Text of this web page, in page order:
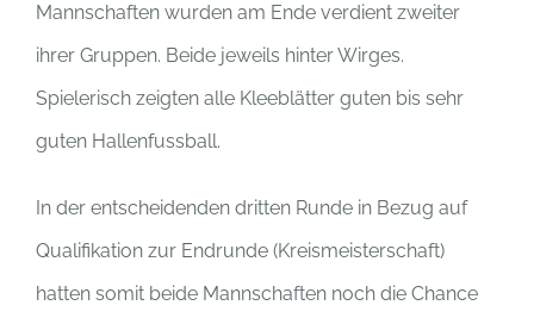
Mannschaften wurden am Ende verdient zweiter
ihrer Gruppen. Beide jeweils hinter Wirges.
Spielerisch zeigten alle Kleeblätter guten bis sehr
guten Hallenfussball.
In der entscheidenden dritten Runde in Bezug auf
Qualifikation zur Endrunde (Kreismeisterschaft)
hatten somit beide Mannschaften noch die Chance